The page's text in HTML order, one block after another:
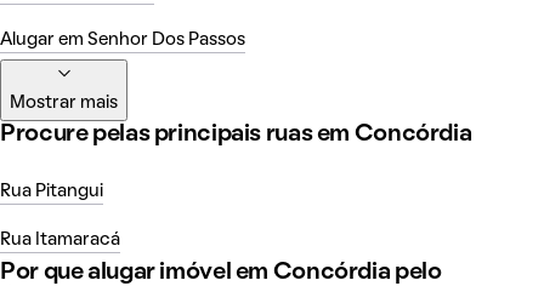
Alugar em Senhor Dos Passos
Mostrar mais
Procure pelas principais ruas em Concórdia
Rua Pitangui
Rua Itamaracá
Por que alugar imóvel em Concórdia pelo